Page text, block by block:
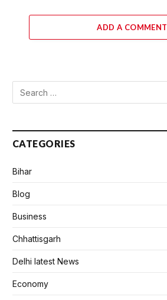
ADD A COMMENT
CATEGORIES
Bihar
Blog
Business
Chhattisgarh
Delhi latest News
Economy